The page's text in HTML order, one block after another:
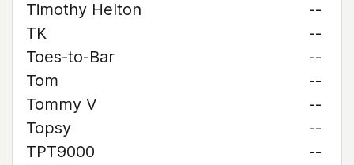
Timothy Helton
--
TK
--
Toes-to-Bar
--
Tom
--
Tommy V
--
Topsy
--
TPT9000
--